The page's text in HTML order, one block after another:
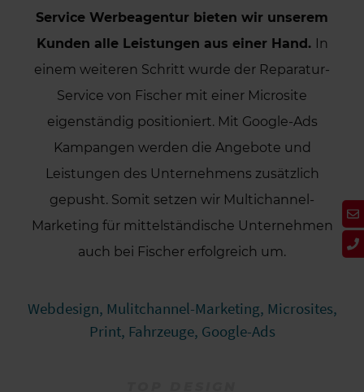
Service Werbeagentur bieten wir unserem
Kunden alle Leistungen aus einer Hand. In
einem weiteren Schritt wurde der Reparatur-
Service von Fischer mit einer Microsite
eigenständig positioniert. Mit Google-Ads
Kampangen werden die Angebote und
Leistungen des Unternehmens zusätzlich
gepusht. Somit setzen wir Multichannel-
Marketing für mittelständische Unternehmen
auch bei Fischer erfolgreich um.
Webdesign, Mulitchannel-Marketing, Microsites,
Print, Fahrzeuge, Google-Ads